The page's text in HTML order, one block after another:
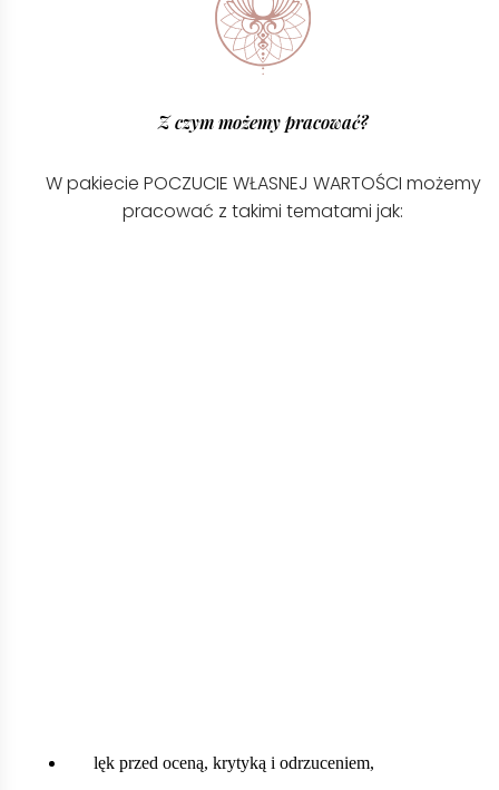
Z czym możemy pracować?
W pakiecie POCZUCIE WŁASNEJ WARTOŚCI możemy
pracować z takimi tematami jak:
lęk przed oceną, krytyką i odrzuceniem,